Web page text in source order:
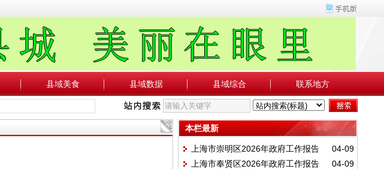
县域美食 县域数据 县域综合 联系地方
本栏最新
04-09
上海市崇明区2026年政府工作报告
04-09
上海市奉贤区2026年政府工作报告